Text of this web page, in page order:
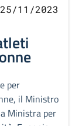
25/11/2023
per
il Ministro
Ministra per